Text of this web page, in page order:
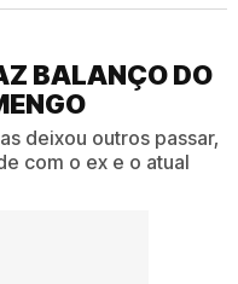
BALANÇO DO
deixou outros passar,
com o ex e o atual